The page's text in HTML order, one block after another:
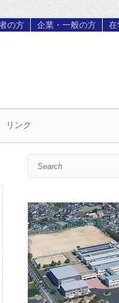
在
企業・一般の方
の方
リンク